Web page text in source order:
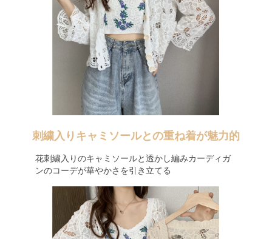
刺繍入りキャミソールとの重ね着が魅力的
花刺繍入りのキャミソールと透かし編みカーディガ
ンのコーデが華やかさを引き立てる